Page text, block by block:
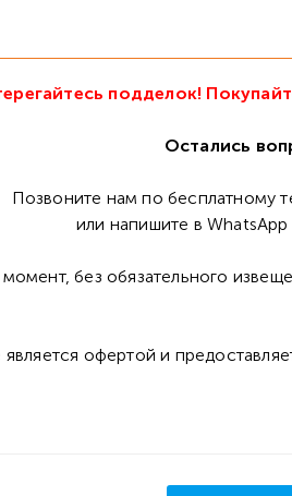
подделок!
Остались
Позвоните нам по бесплатному
или напишите в
без обязательного
офертой и